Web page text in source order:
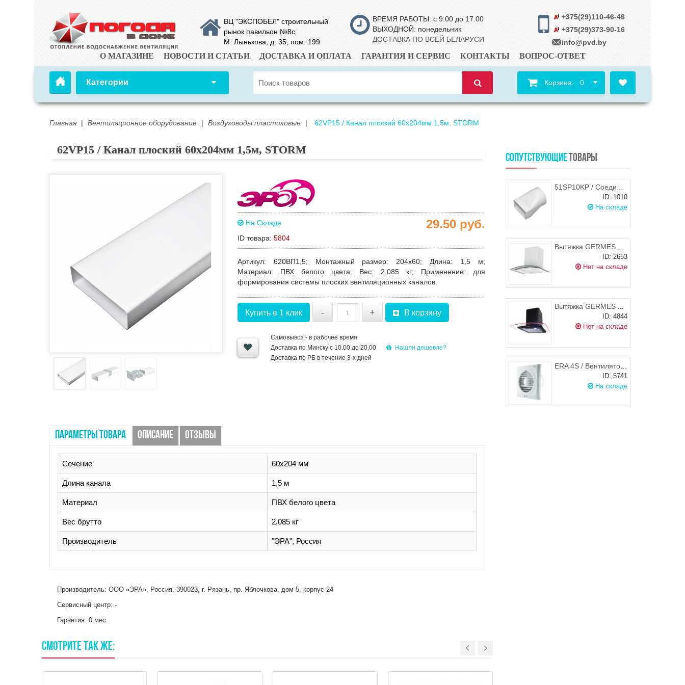
ВЦ "ЭКСПОБЕЛ" строительный
рынок павильон №8с
М. Лынькова, д. 35, пом. 199
ВРЕМЯ РАБОТЫ: с 9.00 до 17.00
ВЫХОДНОЙ: понедельник
ДОСТАВКА ПО ВСЕЙ БЕЛАРУСИ
+375(29)110-46-46
+375(29)373-90-16
info@pvd.by
О МАГАЗИНЕ НОВОСТИ И СТАТЬИ ДОСТАВКА И ОПЛАТА ГАРАНТИЯ И СЕРВИС КОНТАКТЫ ВОПРОС-ОТВЕТ
Категории Корзина: 0
Главная | Вентиляционное оборудование | Воздуховоды пластиковые | 62VP15 / Канал плоский 60х204мм 1,5м, STORM
62VP15 / Канал плоский 60х204мм 1,5м, STORM
На Складе
ID товара: 5804
29.50 руб.
Артикул: 620ВП1,5; Монтажный размер: 204х60; Длина: 1,5 м;
Материал: ПВХ белого цвета; Вес: 2,085 кг; Применение: для
формирования системы плоских вентиляционных каналов.
Купить в 1 клик - + В корзину
Самовывоз - в рабочее время
Доставка по Минску с 10.00 до 20.00
Доставка по РБ в течение 3-х дней
Нашли дешевле?
ПАРАМЕТРЫ ТОВАРА ОПИСАНИЕ ОТЗЫВЫ
Сечение 60х204 мм
Длина канала 1,5 м
Материал ПВХ белого цвета
Вес брутто 2,085 кг
Производитель "ЭРА", Россия
Производитель: ООО «ЭРА», Россия. 390023, г. Рязань, пр. Яблочкова, дом 5, корпус 24
Сервисный центр: -
Гарантия: 0 мес.
СМОТРИТЕ ТАКЖЕ:
СОПУТСТВУЮЩИЕТОВАРЫ
51SP10KP / Соединитель-переход для плоских воздуховодов 55х110 мм / d.100, STORM
ID: 1010
На складе
Вытяжка GERMES ALT 60 белая (60см)
ID: 2653
Нет на складе
Вытяжка GERMES ALT SENSOR LED 60см, черный
ID: 4844
Нет на складе
ERA 4S / Вентилятор осевой c антимоскитной сеткой d.100
ID: 5741
На складе